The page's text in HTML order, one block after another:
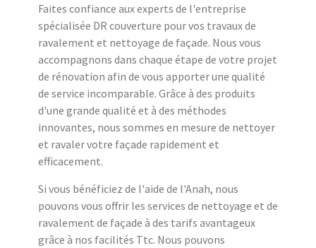
Faites confiance aux experts de l'entreprise
spécialisée DR couverture pour vos travaux de
ravalement et nettoyage de façade. Nous vous
accompagnons dans chaque étape de votre projet
de rénovation afin de vous apporter une qualité
de service incomparable. Grâce à des produits
d'une grande qualité et à des méthodes
innovantes, nous sommes en mesure de nettoyer
et ravaler votre façade rapidement et
efficacement.
Si vous bénéficiez de l'aide de l'Anah, nous
pouvons vous offrir les services de nettoyage et de
ravalement de façade à des tarifs avantageux
grâce à nos facilités Ttc. Nous pouvons